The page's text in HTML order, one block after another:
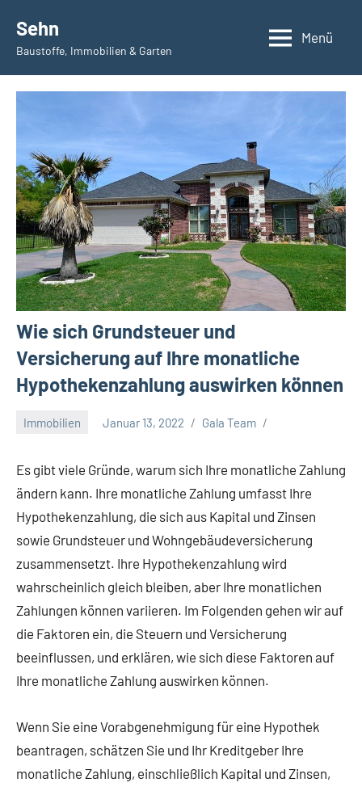
Inhalt
springen
Sehn
Baustoffe, Immobilien & Garten
Menü
Wie sich Grundsteuer und
Versicherung auf Ihre monatliche
Hypothekenzahlung auswirken können
Immobilien Januar 13, 2022 Gala Team
Es gibt viele Gründe, warum sich Ihre monatliche Zahlung
ändern kann. Ihre monatliche Zahlung umfasst Ihre
Hypothekenzahlung, die sich aus Kapital und Zinsen
sowie Grundsteuer und Wohngebäudeversicherung
zusammensetzt. Ihre Hypothekenzahlung wird
wahrscheinlich gleich bleiben, aber Ihre monatlichen
Zahlungen können variieren. Im Folgenden gehen wir auf
die Faktoren ein, die Steuern und Versicherung
beeinflussen, und erklären, wie sich diese Faktoren auf
Ihre monatliche Zahlung auswirken können.
Wenn Sie eine Vorabgenehmigung für eine Hypothek
beantragen, schätzen Sie und Ihr Kreditgeber Ihre
monatliche Zahlung, einschließlich Kapital und Zinsen,